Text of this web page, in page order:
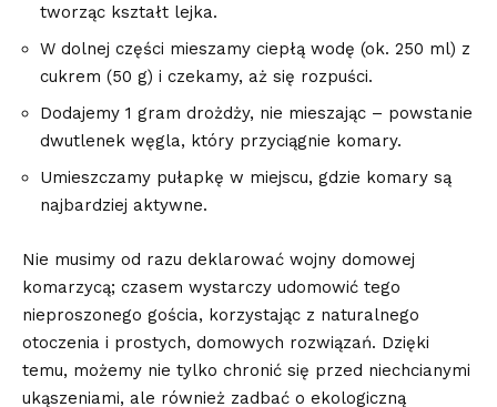
tworząc kształt⁢ lejka.
W​ dolnej części mieszamy ciepłą wodę (ok. 250⁢ ml) z
cukrem (50 g) ‌i czekamy, aż się rozpuści.
Dodajemy 1 ⁢gram drożdży,⁤ nie mieszając – powstanie⁣
dwutlenek węgla, który przyciągnie komary.
Umieszczamy pułapkę w miejscu, gdzie komary są
najbardziej aktywne.
Nie musimy od razu ​deklarować wojny domowej
komarzycą; czasem ‌wystarczy udomowić tego
nieproszonego gościa, korzystając z naturalnego
otoczenia i prostych, domowych ⁢rozwiązań.⁢ Dzięki ​
temu, możemy nie tylko chronić się przed niechcianymi
ukąszeniami, ale również zadbać o ekologiczną⁤